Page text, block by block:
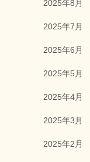
2025年8月
2025年7月
2025年6月
2025年5月
2025年4月
2025年3月
2025年2月